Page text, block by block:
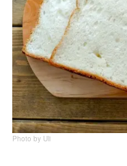
Photo by Uli